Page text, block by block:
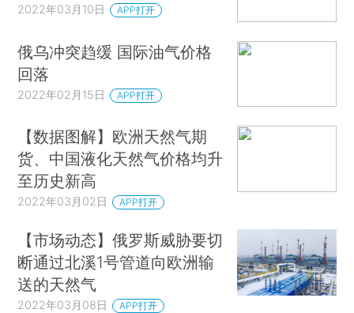
2022年03月10日 APP打开
俄乌冲突趋缓 国际油气价格
回落
2022年02月15日 APP打开
【数据图解】欧洲天然气期
货、中国液化天然气价格均升
至历史新高
2022年03月02日 APP打开
【市场动态】俄罗斯威胁要切
断通过北溪1号管道向欧洲输
送的天然气
2022年03月08日 APP打开